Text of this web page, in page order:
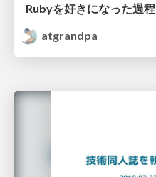
Rubyを好きになった過程
atgrandpa